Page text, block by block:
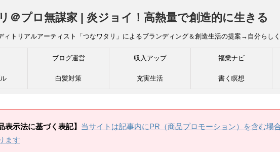
＠プロ無謀家 | 炎ジョイ！高熱量で創造的に生きる
ィトリアルアーティスト「つなワタリ」によるブランディング＆創造生活の提案→自分らし
ブログ運営 収入アップ 福業ナビ
白髪対策 充実生活 書く瞑想
表示法に基づく表記】 当サイトは記事内にPR（商品プロモーション）を含む場
ます